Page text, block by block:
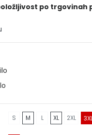
po trgovinah
S M L XL 2XL